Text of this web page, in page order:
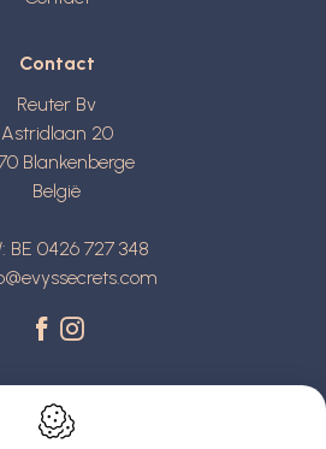
Contact
Reuter Bv
Astridlaan 20
Blankenberge
België
BE 0426 727 348